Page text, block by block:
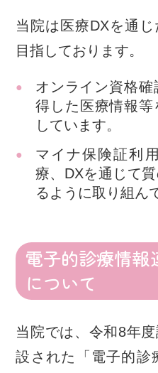
当院は医療DXを通
目指しております。
オンライン資格
得した医療情報
しています。
マイナ保険証利
療、DXを通じて
るように取り組ん
電子的診療情報
について
当院では、令和8年
設された「電子的診